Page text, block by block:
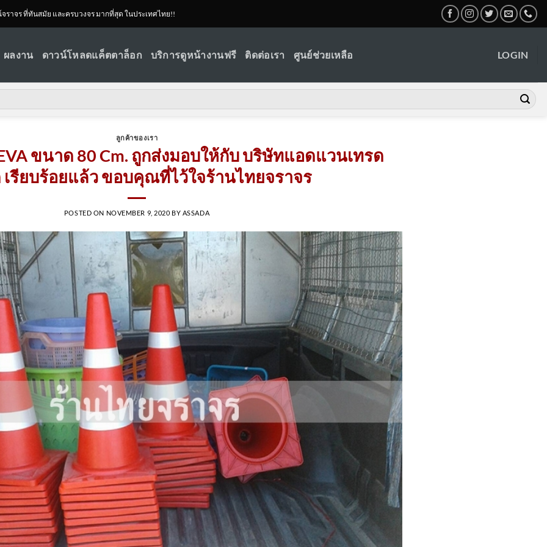
าจร ที่ทันสมัย และครบวงจร มากที่สุด ในประเทศไทย!!
ผลงาน ดาวน์โหลดแค็ตตาล็อก บริการดูหน้างานฟรี ติดต่อเรา ศูนย์ช่วยเหลือ LOGIN
ลูกค้าของเรา
ขนาด 80 Cm. ถูกส่งมอบให้กับ บริษัทแอดแวนเทรด
เรียบร้อยแล้ว ขอบคุณที่ไว้ใจร้านไทยจราจร
POSTED ON NOVEMBER 9, 2020 BY ASSADA